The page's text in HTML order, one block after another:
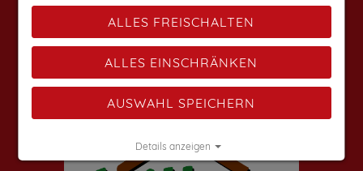
ALLES FREISCHALTEN
ALLES EINSCHRÄNKEN
AUSWAHL SPEICHERN
Details anzeigen